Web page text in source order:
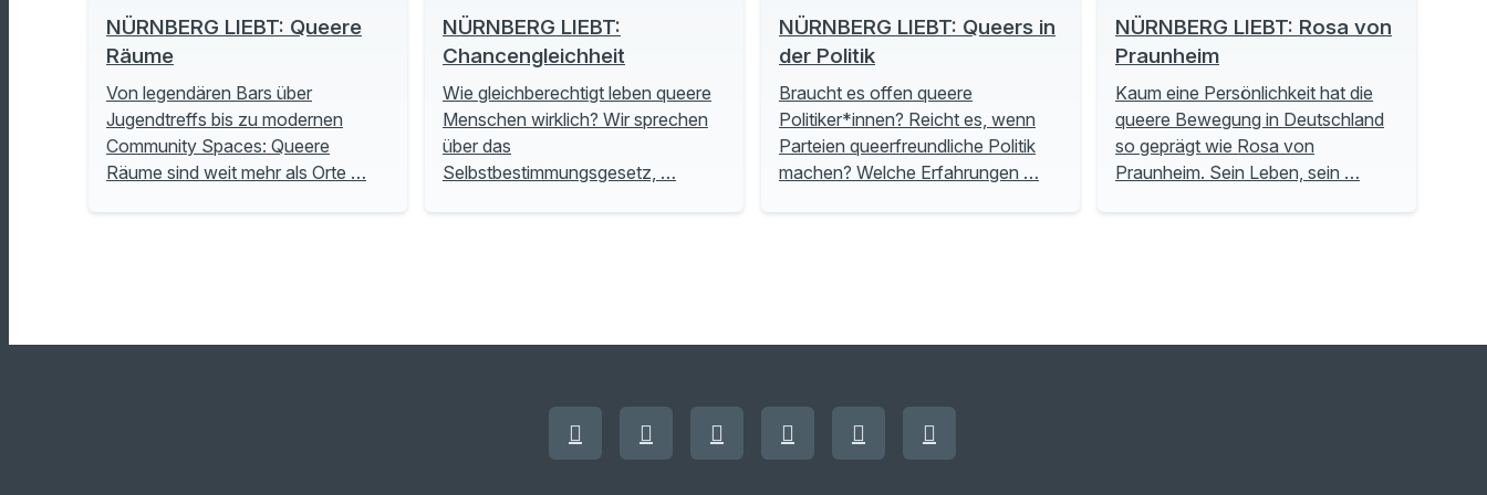
NÜRNBERG LIEBT: Queere
Räume
Von legendären Bars über
Jugendtreffs bis zu modernen
Community Spaces: Queere
Räume sind weit mehr als Orte …
NÜRNBERG LIEBT:
Chancengleichheit
Wie gleichberechtigt leben queere
Menschen wirklich? Wir sprechen
über das
Selbstbestimmungsgesetz, …
NÜRNBERG LIEBT: Queers in
der Politik
Braucht es offen queere
Politiker*innen? Reicht es, wenn
Parteien queerfreundliche Politik
machen? Welche Erfahrungen …
NÜRNBERG LIEBT: Rosa von
Praunheim
Kaum eine Persönlichkeit hat die
queere Bewegung in Deutschland
so geprägt wie Rosa von
Praunheim. Sein Leben, sein …